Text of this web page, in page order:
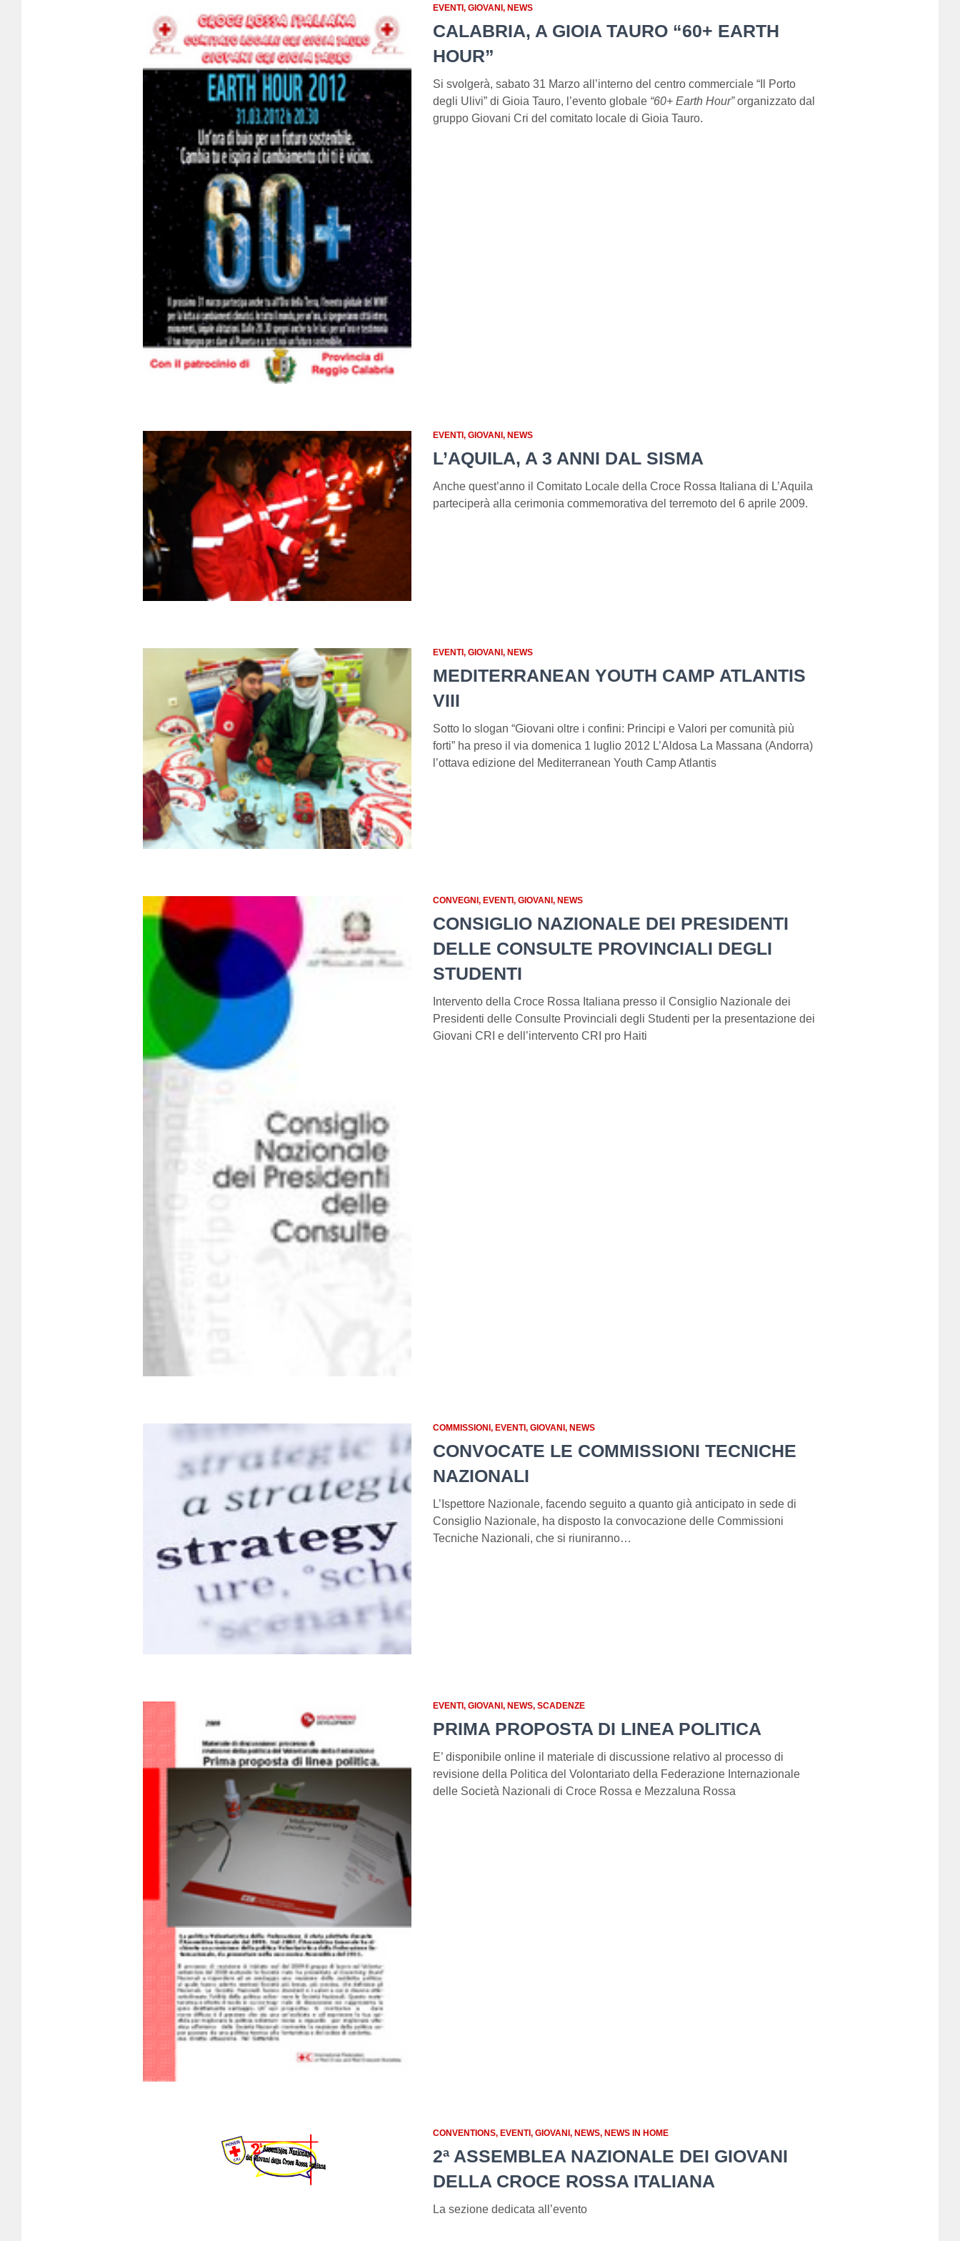
EVENTI GIOVANI NEWS
CALABRIA, A GIOIA TAURO “60+ EARTH
HOUR”
Si svolgerà, sabato 31 Marzo all’interno del centro commerciale “Il Porto
degli Ulivi” di Gioia Tauro, l’evento globale “60+ Earth Hour”organizzato dal
gruppo Giovani Cri del comitato locale di Gioia Tauro.
EVENTI GIOVANI NEWS
L’AQUILA, A 3 ANNI DAL SISMA
Anche quest’anno il Comitato Locale della Croce Rossa Italiana di L’Aquila
parteciperà alla cerimonia commemorativa del terremoto del 6 aprile 2009.
EVENTI GIOVANI NEWS
MEDITERRANEAN YOUTH CAMP ATLANTIS
VIII
Sotto lo slogan “Giovani oltre i confini: Principi e Valori per comunità più
forti” ha preso il via domenica 1 luglio 2012 L’Aldosa La Massana (Andorra)
l’ottava edizione del Mediterranean Youth Camp Atlantis
CONVEGNI EVENTI GIOVANI NEWS
CONSIGLIO NAZIONALE DEI PRESIDENTI
DELLE CONSULTE PROVINCIALI DEGLI
STUDENTI
Intervento della Croce Rossa Italiana presso il Consiglio Nazionale dei
Presidenti delle Consulte Provinciali degli Studenti per la presentazione dei
Giovani CRI e dell’intervento CRI pro Haiti
COMMISSIONI EVENTI GIOVANI NEWS
CONVOCATE LE COMMISSIONI TECNICHE
NAZIONALI
L’Ispettore Nazionale, facendo seguito a quanto già anticipato in sede di
Consiglio Nazionale, ha disposto la convocazione delle Commissioni
Tecniche Nazionali, che si riuniranno…
EVENTI GIOVANI NEWS SCADENZE
PRIMA PROPOSTA DI LINEA POLITICA
E’ disponibile online il materiale di discussione relativo al processo di
revisione della Politica del Volontariato della Federazione Internazionale
delle Società Nazionali di Croce Rossa e Mezzaluna Rossa
CONVENTIONS EVENTI GIOVANI NEWS NEWS IN HOME
2ª ASSEMBLEA NAZIONALE DEI GIOVANI
DELLA CROCE ROSSA ITALIANA
La sezione dedicata all’evento